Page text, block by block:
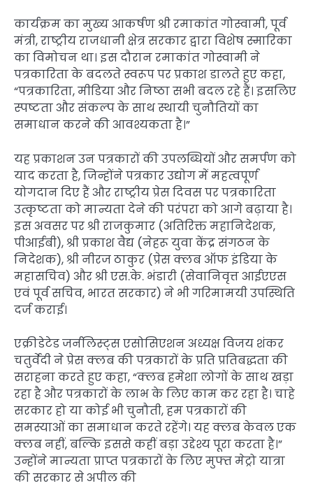
कार्यक्रम का मुख्य आकर्षण श्री रमाकांत गोस्वामी, पूर्व
मंत्री, राष्ट्रीय राजधानी क्षेत्र सरकार द्वारा विशेष स्मारिका
का विमोचन था। इस दौरान रमाकांत गोस्वामी ने
पत्रकारिता के बदलते स्वरूप पर प्रकाश डालते हुए कहा,
“पत्रकारिता, मीडिया और निष्ठा सभी बदल रहे हैं। इसलिए
स्पष्टता और संकल्प के साथ स्थायी चुनौतियों का
समाधान करने की आवश्यकता है।”
यह प्रकाशन उन पत्रकारों की उपलब्धियों और समर्पण को
याद करता है, जिन्होंने पत्रकार उद्योग में महत्वपूर्ण
योगदान दिए हैं और राष्ट्रीय प्रेस दिवस पर पत्रकारिता
उत्कृष्टता को मान्यता देने की परंपरा को आगे बढ़ाया है।
इस अवसर पर श्री राजकुमार (अतिरिक्त महानिदेशक,
पीआईबी), श्री प्रकाश वैद्य (नेहरू युवा केंद्र संगठन के
निदेशक), श्री नीरज ठाकुर (प्रेस क्लब ऑफ इंडिया के
महासचिव) और श्री एस.के. भंडारी (सेवानिवृत्त आईएएस
एवं पूर्व सचिव, भारत सरकार) ने भी गरिमामयी उपस्थिति
दर्ज कराई।
एक्रीडेटेड जर्नलिस्ट्स एसोसिएशन अध्यक्ष विजय शंकर
चतुर्वेदी ने प्रेस क्लब की पत्रकारों के प्रति प्रतिबद्धता की
सराहना करते हुए कहा, “क्लब हमेशा लोगों के साथ खड़ा
रहा है और पत्रकारों के लाभ के लिए काम कर रहा है। चाहे
सरकार हो या कोई भी चुनौती, हम पत्रकारों की
समस्याओं का समाधान करते रहेंगे। यह क्लब केवल एक
क्लब नहीं, बल्कि इससे कहीं बड़ा उद्देश्य पूरा करता है।”
उन्होंने मान्यता प्राप्त पत्रकारों के लिए मुफ्त मेट्रो यात्रा
की सरकार से अपील की